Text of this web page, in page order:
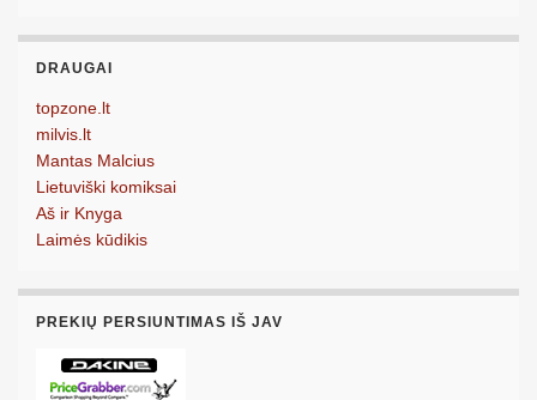
DRAUGAI
topzone.lt
milvis.lt
Mantas Malcius
Lietuviški komiksai
Aš ir Knyga
Laimės kūdikis
PREKIŲ PERSIUNTIMAS IŠ JAV